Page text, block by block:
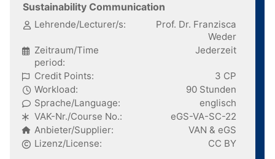
Sustainability Communication
Lehrende/Lecturer/s:
Prof. Dr. Franzisca
Weder
Zeitraum/Time
period:
Jederzeit
Credit Points:
3 CP
Workload:
90 Stunden
Sprache/Language:
englisch
VAK-Nr./Course No.:
eGS-VA-SC-22
Anbieter/Supplier:
VAN & eGS
Lizenz/License:
CC BY